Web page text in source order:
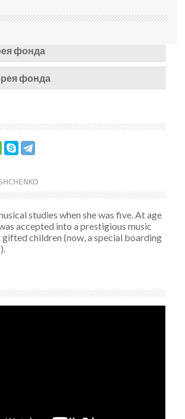
фонда
фонда
studies when she was five. At age
accepted into a prestigious music
children (now, a special boarding